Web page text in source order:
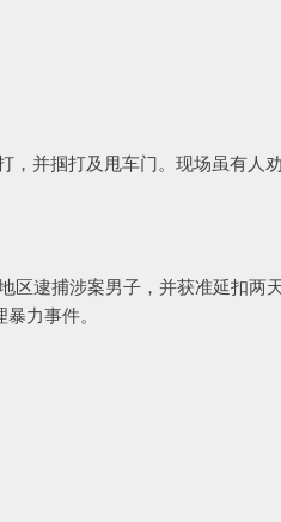
并掴打及甩车门。现场虽有人
区逮捕涉案男子，并获准延扣两
力事件。